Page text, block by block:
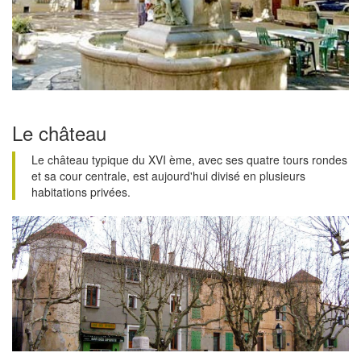
Le château
Le château typique du XVI ème, avec ses quatre tours rondes
et sa cour centrale, est aujourd'hui divisé en plusieurs
habitations privées.